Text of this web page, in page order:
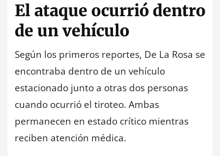
El ataque ocurrió dentro
de un vehículo
Según los primeros reportes, De La Rosa se
encontraba dentro de un vehículo
estacionado junto a otras dos personas
cuando ocurrió el tiroteo. Ambas
permanecen en estado crítico mientras
reciben atención médica.